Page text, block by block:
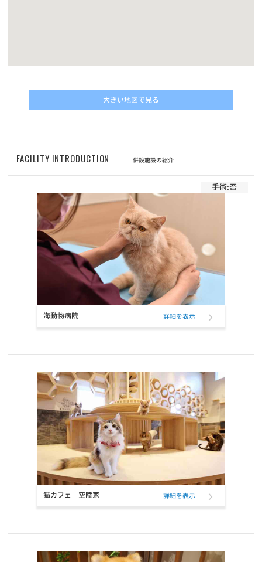
2022/05/01
お知らせ
2022/04/30 お知らせ
プレミアムペットフードELMOシリーズ商品の販売価格改定（値上
2022/02/01
フード定期配送サービス 新商品「Bwild」追加のお知らせ
お知らせ
ワンちゃんネコちゃんのための休憩時間のお知らせ
2022/01/11
RIKUTAKUオンラインショップ 閉店のお知らせ
2021/10/26 お知らせ
ELMOウサギ肉・ライス＆ポテトの定期フード取扱い開始と価格改
2021/10/25 お知らせ
コーポレートロゴ変更のお知らせ
大きい地図で見る
FACILITY INTRODUCTION 併設施設の紹介
手術:否
海動物病院 詳細を表示
猫カフェ 空陸家 詳細を表示